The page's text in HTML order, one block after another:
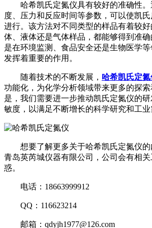
哈希凯氏定氮仪具有较好的准确性。
度、压力和反应时间等参数，可以使凯
进行。该方法对不同类型的样品有着较
体、液体还是气体样品，都能够得到准
是在环境监测、食品安全还是生物医学
发挥着重要的作用。
随着技术的不断发展， 哈希凯氏定氮
功能化，为化学分析领域带来更多的探
是，我们需要进一步推动凯氏定氮仪的
敏度，以满足不断增长的科学研究和工业
想要了解更多关于哈希凯氏定氮仪的
青岛英芮城仪器有限公司，公司会有相
惑。
电话：18663999912
QQ：116623214
邮箱：qdyjh1977@126.com